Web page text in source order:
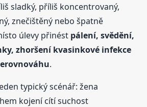
sladký, příliš koncentrovaný,
znečištěný nebo špatně
úlevy přinést pálení, svědění,
zhoršení kvasinkové infekce
.
typický scénář: žena
kojení cítí suchost